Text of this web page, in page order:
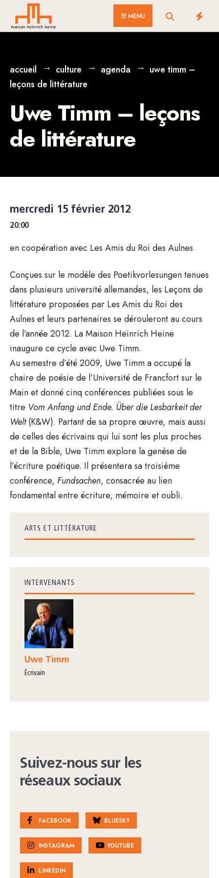
MENU
accueil culture agenda
uwe timm –
leçons de littérature
Uwe Timm – leçons
de littérature
mercredi 15 février 2012
20:00
en coopération avec Les Amis du Roi des Aulnes
Conçues sur le modèle des Poetikvorlesungen tenues
dans plusieurs université allemandes, les Leçons de
littérature proposées par Les Amis du Roi des
Aulnes et leurs partenaires se dérouleront au cours
de l’année 2012. La Maison Heinrich Heine
inaugure ce cycle avec Uwe Timm.
Au semestre d’été 2009, Uwe Timm a occupé la
chaire de poésie de l’Université de Francfort sur le
Main et donné cinq conférences publiées sous le
titre Vom Anfang und Ende. Über die Lesbarkeit der
Welt(K&W). Partant de sa propre œuvre, mais aussi
de celles des écrivains qui lui sont les plus proches
et de la Bible, Uwe Timm explore la genèse de
l’écriture poétique. Il présentera sa troisième
conférence, Fundsachen, consacrée au lien
fondamental entre écriture, mémoire et oubli.
ARTS ET LITTÉRATURE
INTERVENANTS
Uwe Timm
écrivain
Suivez-nous sur les
réseaux sociaux
FACEBOOK BLUESKY
INSTAGRAM YOUTUBE
LINKEDIN